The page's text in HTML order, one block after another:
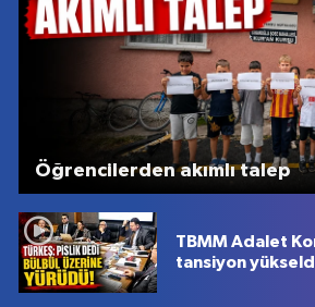
Öğrencilerden akımlı talep
TBMM Adalet
tansiyon